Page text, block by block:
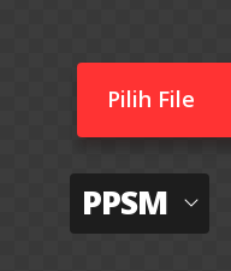
Pilih File
PPSM